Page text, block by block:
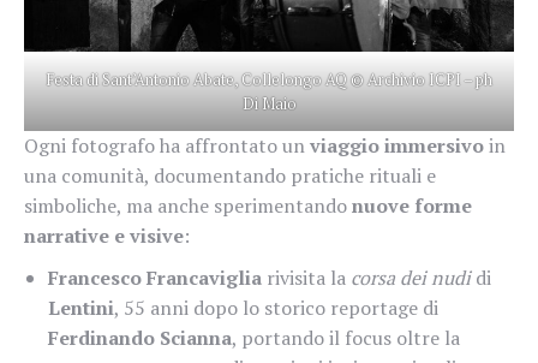
Festa di Sant’Antonio Abate, Collelongo AQ © Archivio ICPI – ph
Di Maio
Ogni fotografo ha affrontato unviaggio immersivoin
una comunità, documentando pratiche rituali e
simboliche, ma anche sperimentandonuove forme
narrative e visive:
Francesco Francaviglia rivisita la corsa dei nudidi
Lentini, 55 anni dopo lo storico reportage di
Ferdinando Scianna, portando il focus oltre la